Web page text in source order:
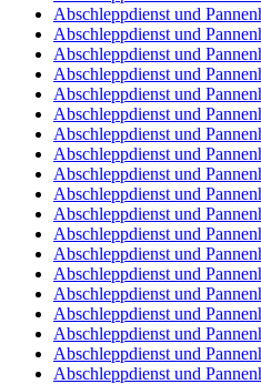
Abschleppdienst und
Abschleppdienst und
Abschleppdienst und
Abschleppdienst und
Abschleppdienst und
Abschleppdienst und
Abschleppdienst und
Abschleppdienst und
Abschleppdienst und
Abschleppdienst und
Abschleppdienst und
Abschleppdienst und
Abschleppdienst und
Abschleppdienst und
Abschleppdienst und
Abschleppdienst und
Abschleppdienst und
Abschleppdienst und
Abschleppdienst und